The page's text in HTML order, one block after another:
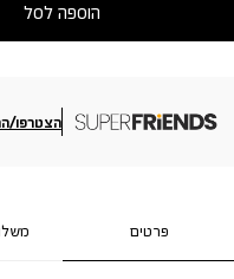
הוספה לסל
הצטרפו/
פרטים